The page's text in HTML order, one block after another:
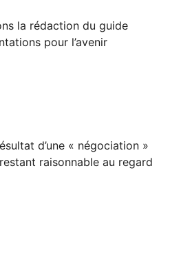
la rédaction du guide
pour l’avenir
d’une « négociation »
raisonnable au regard